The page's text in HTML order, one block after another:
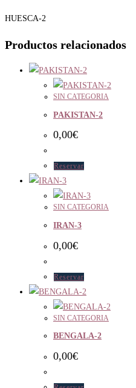
HUESCA-2
Productos relacionados
SIN CATEGORIA
PAKISTAN-2
0,00€
Reservar
SIN CATEGORIA
IRAN-3
0,00€
Reservar
SIN CATEGORIA
BENGALA-2
0,00€